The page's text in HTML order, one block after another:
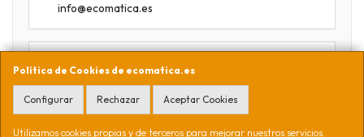
Política de Cookies de ecomatica.es
Configurar Rechazar Aceptar Cookies
Utilizamos cookies propias y de terceros para mejorar nuestros servicios.
info@ecomatica.es
Horario
09:30-13:30